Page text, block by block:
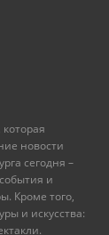
новости
сегодня –
и
Кроме того,
и искусства: